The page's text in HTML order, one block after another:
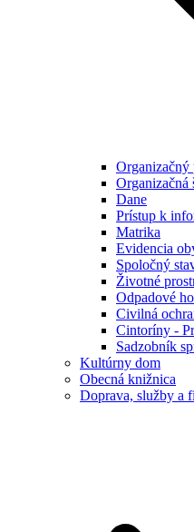
Organizačný
Organizačná
Dane
Prístup k
Matrika
Evidencia
Spoločný
Životné
Odpadové
Civilná
Cintoríny -
Sadzobník
Kultúrny dom
Obecná knižnica
Doprava, služby a